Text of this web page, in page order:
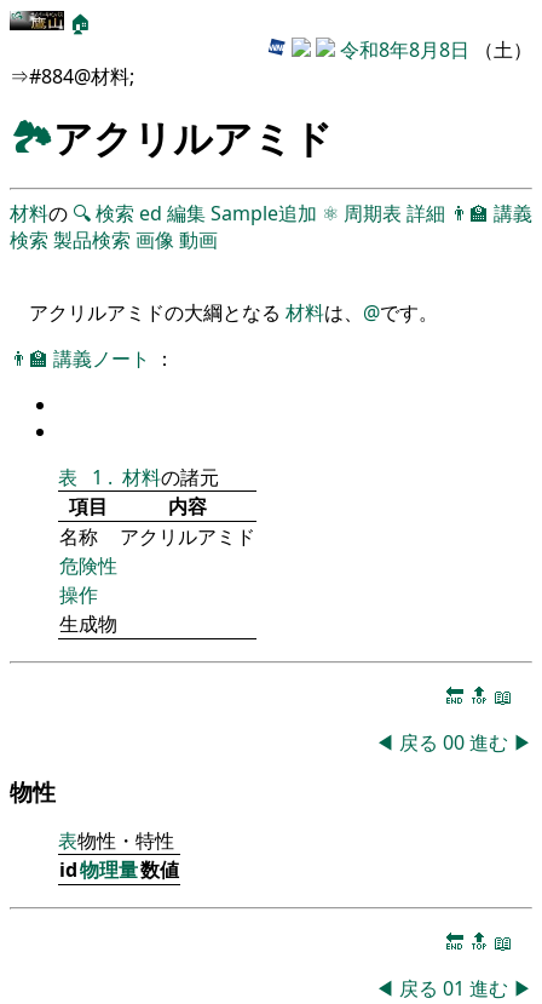
🏠
令和8年8月8日 （土）
⇒#884@材料;
🏞アクリルアミド
材料の 🔍検索 ed 編集Sample追加 ⚛ 周期表 詳細 👨‍🏫 講義
検索 製品検索 画像動画
アクリルアミドの大綱となる 材料は、 @です。
👨‍🏫 講義ノート ：
表 1 . 材料の諸元
項目
内容
名称
アクリルアミド
危険性
操作
生成物
🔚 🔝 📖
◀ 戻る 00進む ▶
物性
表物性・特性
id物理量数値
🔚 🔝 📖
◀ 戻る 01 進む ▶